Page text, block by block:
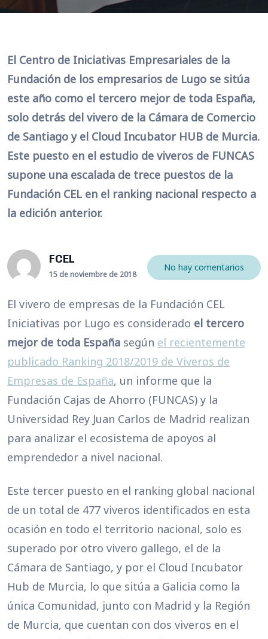
El Centro de Iniciativas Empresariales de la
Fundación de los empresarios de Lugo se sitúa
este año como el tercero mejor de toda España,
solo detrás del vivero de la Cámara de Comercio
de Santiago y el Cloud Incubator HUB de Murcia.
Este puesto en el estudio de viveros de FUNCAS
supone una escalada de trece puestos de la
Fundación CEL en el ranking nacional respecto a
la edición anterior.
FCEL
15 de noviembre de 2018
No hay comentarios
El vivero de empresas de la Fundación CEL
Iniciativas por Lugo es considerado el tercero
mejor de toda España según el recientemente
publicado Ranking 2018/2019 de Viveros de
Empresas de España, un informe que la
Fundación Cajas de Ahorro (FUNCAS) y la
Universidad Rey Juan Carlos de Madrid realizan
para analizar el ecosistema de apoyos al
emprendedor a nivel nacional.
Este tercer puesto en el ranking global nacional
de un total de 477 viveros identificados en esta
ocasión en todo el territorio nacional, solo es
superado por otro vivero gallego, el de la
Cámara de Santiago, y por el Cloud Incubator
Hub de Murcia, lo que sitúa a Galicia como la
única Comunidad, junto con Madrid y la Región
de Murcia, que cuentan con dos viveros en el